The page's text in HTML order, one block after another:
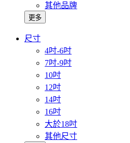
其他品牌
更多
尺寸
4吋-6吋
7吋-9吋
10吋
12吋
14吋
16吋
大於18吋
其他尺寸